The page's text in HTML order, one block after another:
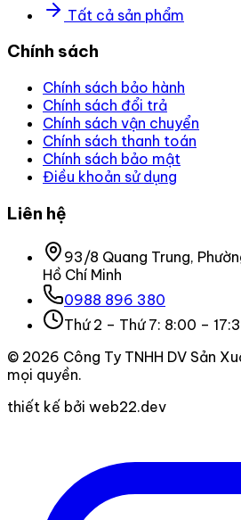
Tất cả sản phẩm
Chính sách
Chính sách bảo hành
Chính sách đổi trả
Chính sách vận chuyển
Chính sách thanh toán
Chính sách bảo mật
Điều khoản sử dụng
Liên hệ
93/8 Quang Trung,
Hồ Chí Minh
0988 896 380
Thứ 2 – Thứ 7: 8:00 –
© 2026 Công Ty TNHH DV Sản
mọi quyền.
thiết kế bởi web22.dev